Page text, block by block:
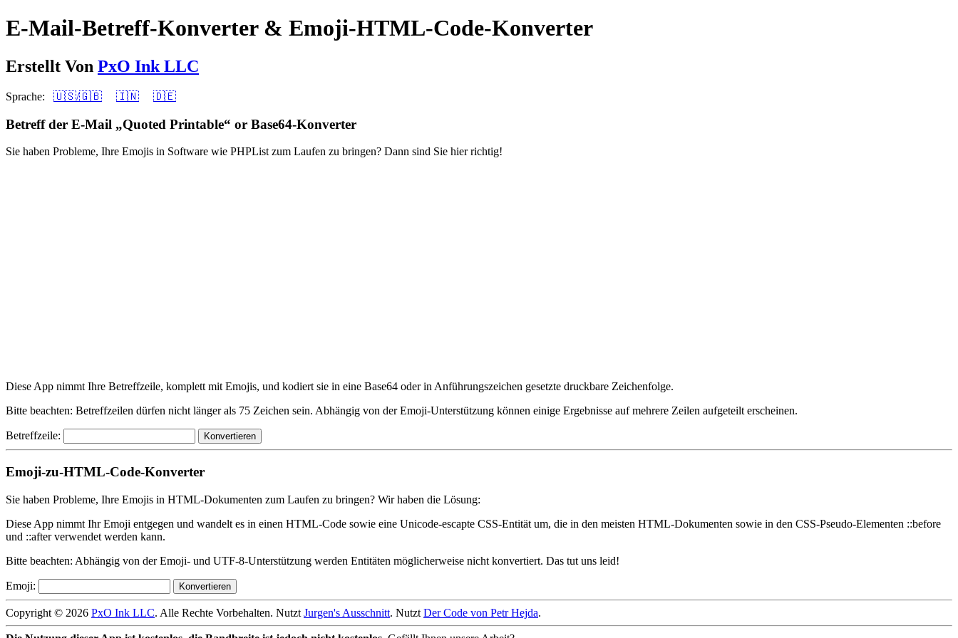
E-Mail-Betreff-Konverter & Emoji-HTML-Code-Konverter
Erstellt Von PxO Ink LLC
Sprache: 🇺🇸/🇬🇧 🇮🇳 🇩🇪
Betreff der E-Mail „Quoted Printable“ or Base64-Konverter
Sie haben Probleme, Ihre Emojis in Software wie PHPList zum Laufen zu bringen? Dann sind Sie hier richtig!
Diese App nimmt Ihre Betreffzeile, komplett mit Emojis, und kodiert sie in eine Base64 oder in Anführungszeichen gesetzte druckbare Zeichenfolge.
Bitte beachten: Betreffzeilen dürfen nicht länger als 75 Zeichen sein. Abhängig von der Emoji-Unterstützung können einige Ergebnisse auf mehrere Zeilen aufgeteilt erscheinen.
Betreffzeile:
Emoji-zu-HTML-Code-Konverter
Sie haben Probleme, Ihre Emojis in HTML-Dokumenten zum Laufen zu bringen? Wir haben die Lösung:
Diese App nimmt Ihr Emoji entgegen und wandelt es in einen HTML-Code sowie eine Unicode-escapte CSS-Entität um, die in den meisten HTML-Dokumenten sowie in den CSS-Pseudo-Elementen ::before
und ::after verwendet werden kann.
Bitte beachten: Abhängig von der Emoji- und UTF-8-Unterstützung werden Entitäten möglicherweise nicht konvertiert. Das tut uns leid!
Emoji:
Copyright © 2026 PxO Ink LLC. Alle Rechte Vorbehalten. Nutzt Jurgen's Ausschnitt. Nutzt Der Code von Petr Hejda.